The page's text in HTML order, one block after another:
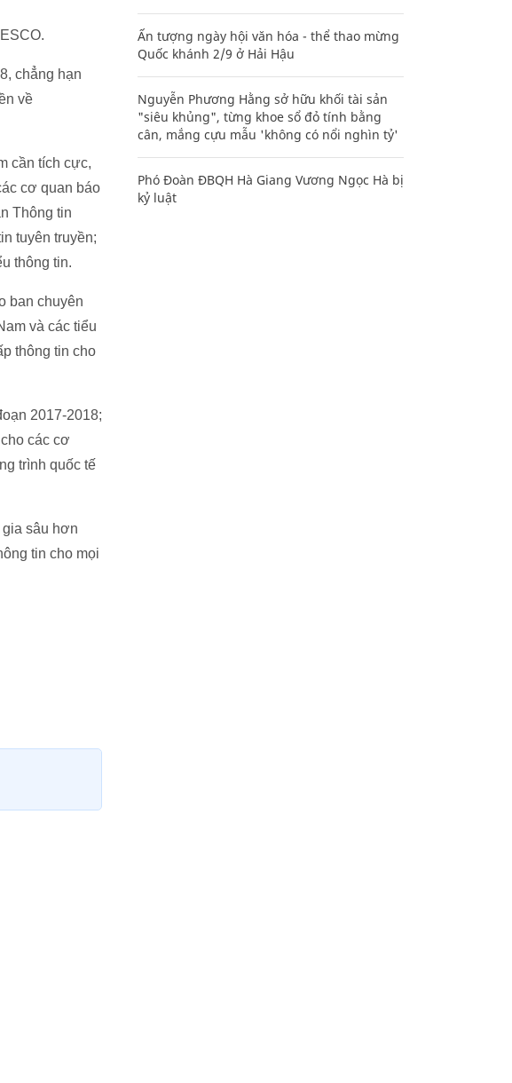
chẳng hạn
về
cần tích cực,
cơ quan báo
Thông tin
tuyên truyền;
thông tin.
ban chuyên
và các tiểu
thông tin cho
2017-2018;
các cơ
trình quốc tế
gia sâu hơn
tin cho mọi
Ấn tượng ngày hội văn hóa - thể thao mừng
Quốc khánh 2/9 ở Hải Hậu
Nguyễn Phương Hằng sở hữu khối tài sản
"siêu khủng", từng khoe sổ đỏ tính bằng
cân, mắng cựu mẫu 'không có nổi nghìn tỷ'
Phó Đoàn ĐBQH Hà Giang Vương Ngọc Hà bị
kỷ luật